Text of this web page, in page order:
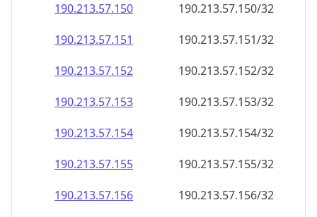
190.213.57.150
190.213.57.150/32
190.213.57.151
190.213.57.151/32
190.213.57.152
190.213.57.152/32
190.213.57.153
190.213.57.153/32
190.213.57.154
190.213.57.154/32
190.213.57.155
190.213.57.155/32
190.213.57.156
190.213.57.156/32